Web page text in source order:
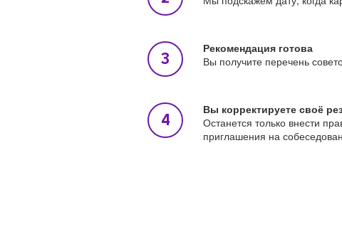
Рекомендация готова
Вы получите перечень
Вы корректируете своё
Останется только внести
приглашения на